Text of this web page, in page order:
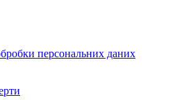
персональних даних